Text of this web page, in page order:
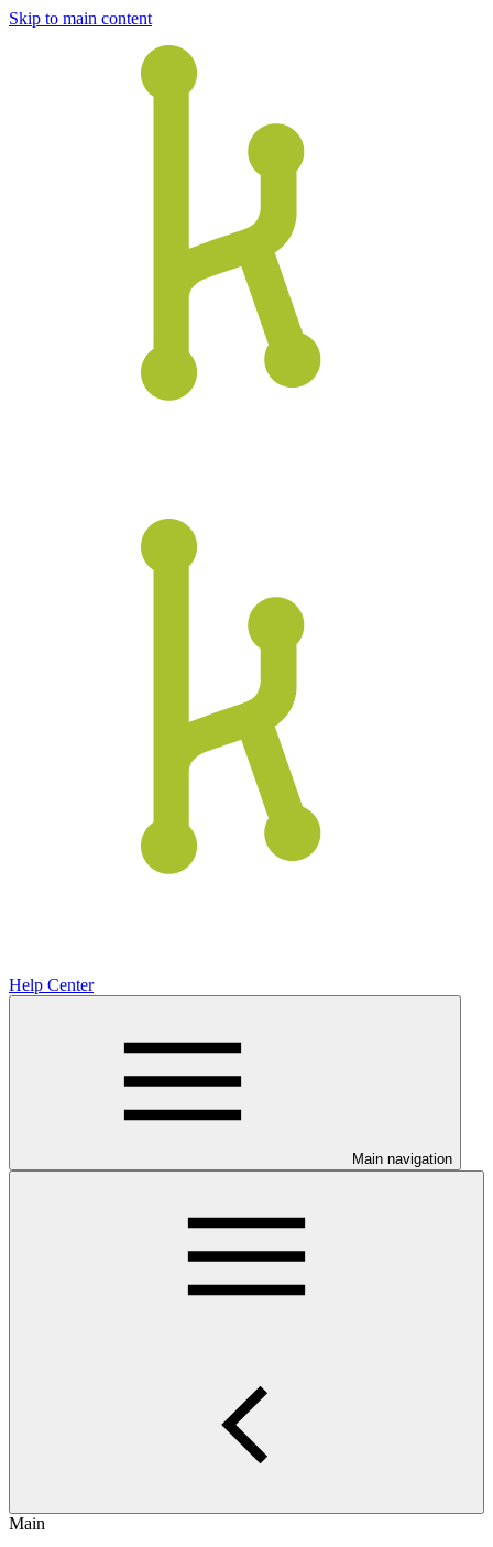
Skip to main content
Help Center
Main navigation
Main